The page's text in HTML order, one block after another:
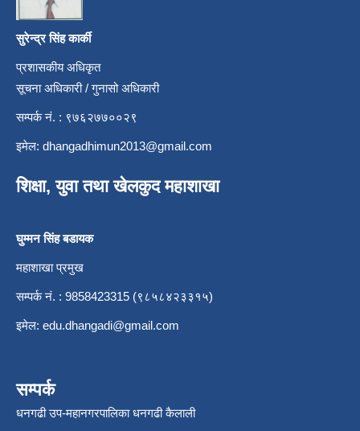
सुरेन्द्र सिंह कार्की
प्रशासकीय अधिकृत
सूचना अधिकारी / गुनासो अधिकारी
सम्पर्क नं. : ९७६२७७००२९
इमेल: dhangadhimun2013@gmail.com
शिक्षा, युवा तथा खेलकुद महाशाखा
घुम्मन सिंह बडायक
महाशाखा प्रमुख
सम्पर्क नं. : 9858423315 (९८५८४२३३१५)
इमेल: edu.dhangadi@gmail.com
सम्पर्क
धनगढी उप-महानगरपालिका धनगढी कैलाली